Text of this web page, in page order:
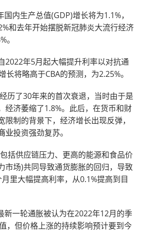
国内生产总值(GDP)增长将为1.1%，
和去年开始摆脱新冠肺炎大流行经济
。
2022年5月起大幅提升利率以对抗通
长将略高于CBA的预测，为2.25%。
历了30年来的首次衰退，当时由于是
经济萎缩了1.8%。此后，在货币和财
限制的背景下，经济增长出现反弹，
业投资强劲复苏。
括供应链压力、更高的能源和食品价
市场)共同导致通货膨胀的回归，导致
里大幅提高利率，从0.1%提高到目
新一轮通胀被认为在2022年12月的季
，但价格上涨的持续影响预计要到今